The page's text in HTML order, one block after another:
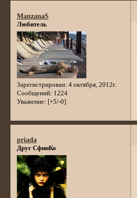
ManzanaS
Любитель
Зарегистрирован: 4 октября, 2012г.
Сообщений: 1224
Уважение: [+5/-0]
priada
Друг СфинКо